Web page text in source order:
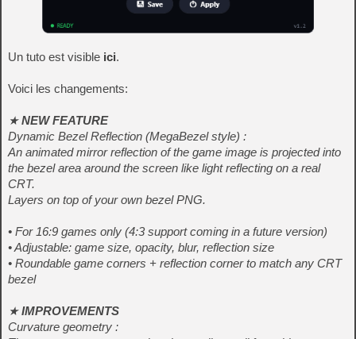
Un tuto est visible ici.
Voici les changements:
★NEW FEATURE
Dynamic Bezel Reflection (MegaBezel style) :
An animated mirror reflection of the game image is projected into
the bezel area around the screen like light reflecting on a real
CRT.
Layers on top of your own bezel PNG.
• For 16:9 games only (4:3 support coming in a future version)
• Adjustable: game size, opacity, blur, reflection size
• Roundable game corners + reflection corner to match any CRT
bezel
★IMPROVEMENTS
Curvature geometry :